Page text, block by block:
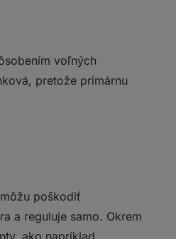
voľných
pretože primárnu
poškodiť
a reguluje samo. Okrem
ako napríklad